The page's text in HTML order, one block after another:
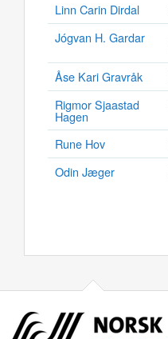
Linn Carin Dirdal
Jógvan H. Gardar
Åse Kari Gravråk
Rigmor Sjaastad
Hagen
Rune Hov
Odin Jæger